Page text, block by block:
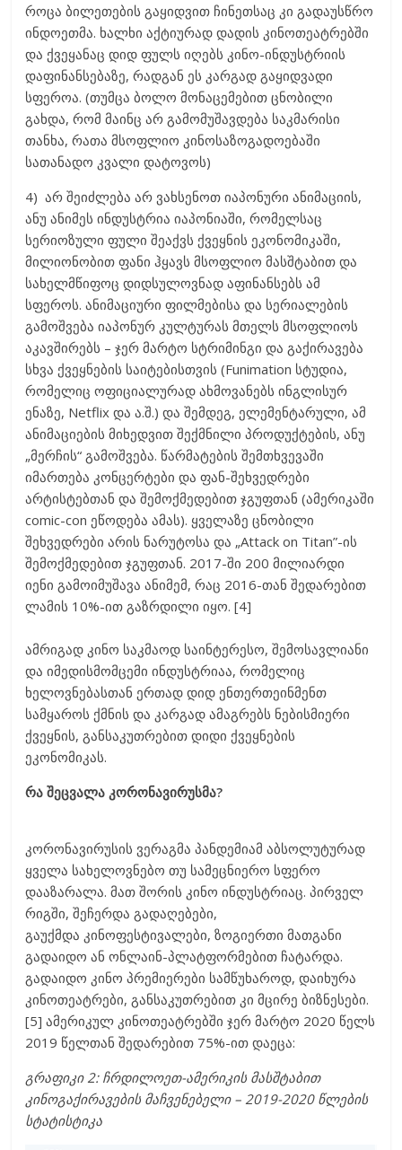
როცა ბილეთების გაყიდვით ჩინეთსაც კი გადაუსწრო
ინდოეთმა. ხალხი აქტიურად დადის კინოთეატრებში
და ქვეყანაც დიდ ფულს იღებს კინო-ინდუსტრიის
დაფინანსებაზე, რადგან ეს კარგად გაყიდვადი
სფეროა. (თუმცა ბოლო მონაცემებით ცნობილი
გახდა, რომ მაინც არ გამომუშავდება საკმარისი
თანხა, რათა მსოფლიო კინოსაზოგადოებაში
სათანადო კვალი დატოვოს)
4) არ შეიძლება არ ვახსენოთ იაპონური ანიმაციის,
ანუ ანიმეს ინდუსტრია იაპონიაში, რომელსაც
სერიოზული ფული შეაქვს ქვეყნის ეკონომიკაში,
მილიონობით ფანი ჰყავს მსოფლიო მასშტაბით და
სახელმწიფოც დიდსულოვნად აფინანსებს ამ
სფეროს. ანიმაციური ფილმებისა და სერიალების
გამოშვება იაპონურ კულტურას მთელს მსოფლიოს
აკავშირებს – ჯერ მარტო სტრიმინგი და გაქირავება
სხვა ქვეყნების საიტებისთვის (Funimation სტუდია,
რომელიც ოფიციალურად ახმოვანებს ინგლისურ
ენაზე, Netflix და ა.შ.) და შემდეგ, ელემენტარული, ამ
ანიმაციების მიხედვით შექმნილი პროდუქტების, ანუ
„მერჩის“ გამოშვება. წარმატების შემთხვევაში
იმართება კონცერტები და ფან-შეხვედრები
არტისტებთან და შემოქმედებით ჯგუფთან (ამერიკაში
comic-con ეწოდება ამას). ყველაზე ცნობილი
შეხვედრები არის ნარუტოსა და „Attack on Titan”-ის
შემოქმედებით ჯგუფთან. 2017-ში 200 მილიარდი
იენი გამოიმუშავა ანიმემ, რაც 2016-თან შედარებით
ლამის 10%-ით გაზრდილი იყო. [4]
ამრიგად კინო საკმაოდ საინტერესო, შემოსავლიანი
და იმედისმომცემი ინდუსტრიაა, რომელიც
ხელოვნებასთან ერთად დიდ ენთერთეინმენთ
სამყაროს ქმნის და კარგად ამაგრებს ნებისმიერი
ქვეყნის, განსაკუთრებით დიდი ქვეყნების
ეკონომიკას.
რა შეცვალა კორონავირუსმა?
კორონავირუსის ვერაგმა პანდემიამ აბსოლუტურად
ყველა სახელოვნებო თუ სამეცნიერო სფერო
დააზარალა. მათ შორის კინო ინდუსტრიაც. პირველ
რიგში, შეჩერდა გადაღებები,
გაუქმდა კინოფესტივალები, ზოგიერთი მათგანი
გადაიდო ან ონლაინ-პლატფორმებით ჩატარდა.
გადაიდო კინო პრემიერები სამწუხაროდ, დაიხურა
კინოთეატრები, განსაკუთრებით კი მცირე ბიზნესები.
[5] ამერიკულ კინოთეატრებში ჯერ მარტო 2020 წელს
2019 წელთან შედარებით 75%-ით დაეცა:
გრაფიკი 2: ჩრდილოეთ-ამერიკის მასშტაბით
კინოგაქირავების მაჩვენებელი – 2019-2020 წლების
სტატისტიკა